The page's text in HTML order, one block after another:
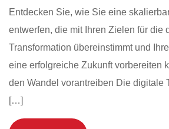
Entdecken Sie, wie Sie eine
entwerfen, die mit Ihren Zielen für die
Transformation übereinstimmt und
eine erfolgreiche Zukunft vorbereiten
den Wandel vorantreiben Die digitale
[…]